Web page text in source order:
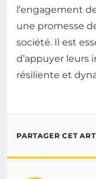
l’engagement
une promesse
société. Il est
d’appuyer leurs
résiliente et
PARTAGER CET